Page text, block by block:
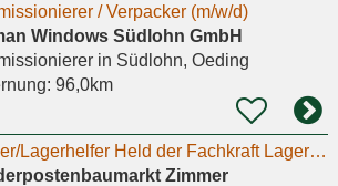
/ Verpacker (m/w/d)
Windows Südlohn GmbH
in Südlohn, Oeding
96,0km
Packer/Lagerhelfer Held der Fachkraft Lagerlogistik (m/w/d)
Zimmer